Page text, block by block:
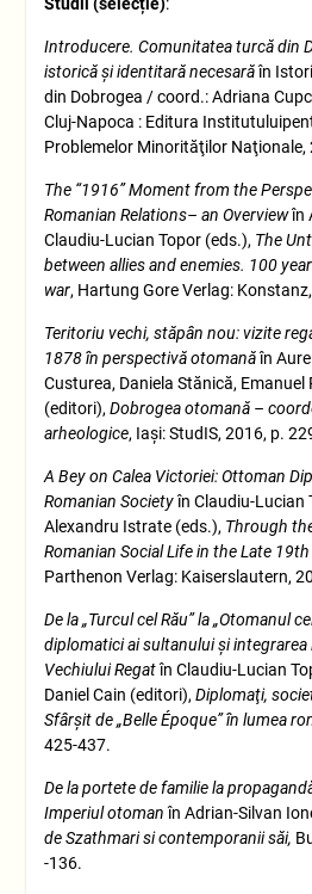
Introducere. Comunitatea turcă din
istorică și identitară necesarăîn
din Dobrogea / coord.: Adriana
Cluj-Napoca : Editura
Problemelor Minorităţilor Naţionale,
The “1916” Moment from the
Romanian Relations– an Overviewîn
Claudiu-Lucian Topor (eds.), The
between allies and enemies. 100
war, Hartung Gore Verlag:
Teritoriu vechi, stăpân nou: vizite
1878 în perspectivă otomanăîn
Custurea, Daniela Stănică, Emanuel
(editori), Dobrogea otomană –
arheologice, Iași: StudIS, 2016, p.
A Bey on Calea Victoriei: Ottoman
Romanian Societyîn Claudiu-Lucian
Alexandru Istrate (eds.), Through
Romanian Social Life in the Late
Parthenon Verlag: Kaiserslautern,
De la „Turcul cel Rău” la „Otomanul
diplomatici ai sultanului și integrarea
Vechiului Regatîn Claudiu-Lucian
Daniel Cain (editori), Diplomaţi,
Sfârşit de „Belle Époque” în lumea
425-437.
De la portete de familie la
Imperiul otoman în Adrian-Silvan
de Szathmari si contemporanii săi,
-136.